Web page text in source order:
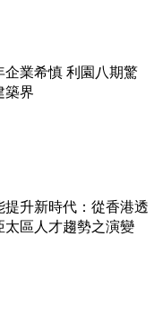
企業希慎 利園八期驚
築界
提升新時代：從香港透
太區人才趨勢之演變